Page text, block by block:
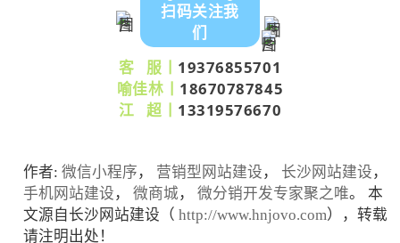
扫码关注我
们
客 服丨 19376855701
喻佳林丨 18670787845
江 超丨 13319576670
作者:微信小程序 ， 营销型网站建设 ， 长沙网站建设 ，
手机网站建设 ，微商城 ，微分销开发专家聚之唯。 本
文源自长沙网站建设（http://www.hnjovo.com），转载
请注明出处！